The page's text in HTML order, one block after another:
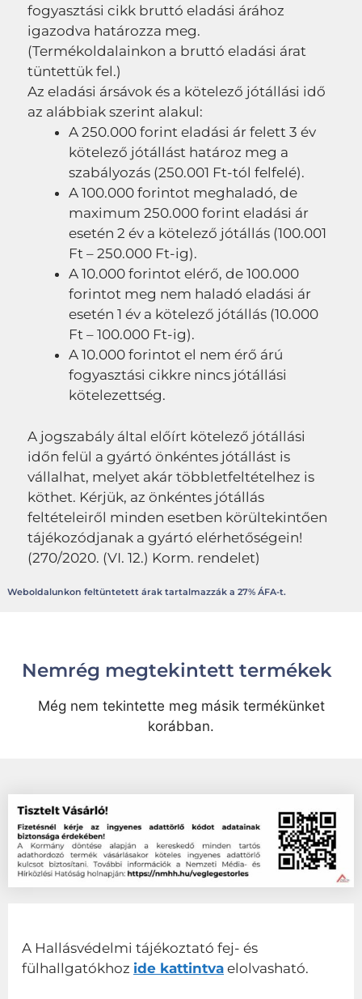
fogyasztási cikk bruttó eladási árához
igazodva határozza meg.
(Termékoldalainkon a bruttó eladási árat
tüntettük fel.)
Az eladási ársávok és a kötelező jótállási idő
az alábbiak szerint alakul:
A 250.000 forint eladási ár felett 3 év
kötelező jótállást határoz meg a
szabályozás (250.001 Ft-tól felfelé).
A 100.000 forintot meghaladó, de
maximum 250.000 forint eladási ár
esetén 2 év a kötelező jótállás (100.001
Ft – 250.000 Ft-ig).
A 10.000 forintot elérő, de 100.000
forintot meg nem haladó eladási ár
esetén 1 év a kötelező jótállás (10.000
Ft – 100.000 Ft-ig).
A 10.000 forintot el nem érő árú
fogyasztási cikkre nincs jótállási
kötelezettség.
A jogszabály által előírt kötelező jótállási
időn felül a gyártó önkéntes jótállást is
vállalhat, melyet akár többletfeltételhez is
köthet. Kérjük, az önkéntes jótállás
feltételeiről minden esetben körültekintően
tájékozódjanak a gyártó elérhetőségein!
(270/2020. (VI. 12.) Korm. rendelet)
Weboldalunkon feltüntetett árak tartalmazzák a 27% ÁFA-t.
Nemrég megtekintett termékek
Még nem tekintette meg másik termékünket
korábban.
A Hallásvédelmi tájékoztató fej- és
fülhallgatókhoz ide kattintva elolvasható.